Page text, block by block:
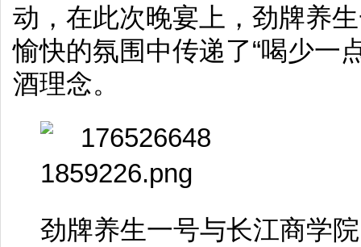
动，在此次晚宴上，劲牌养
愉快的氛围中传递了“喝少一
酒理念。
劲牌养生一号与长江商学